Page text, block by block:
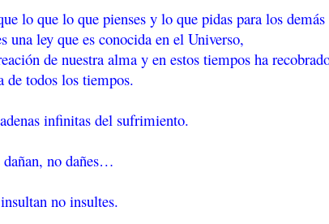
lo que lo que pienses y lo que pidas para los demás
una ley que es conocida en el Universo,
de nuestra alma y en estos tiempos ha
de todos los tiempos.
infinitas del sufrimiento.
dañan, no dañes…
no insultes.